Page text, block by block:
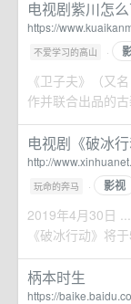
电视剧紫川怎
https://
不爱学习的高山 ·
《卫子夫》（又
作并联合出品的
电视剧《破冰
http://
玩命的奔马 · 影视
2019年4月30日
《破冰行动》将
柄本时生
https://